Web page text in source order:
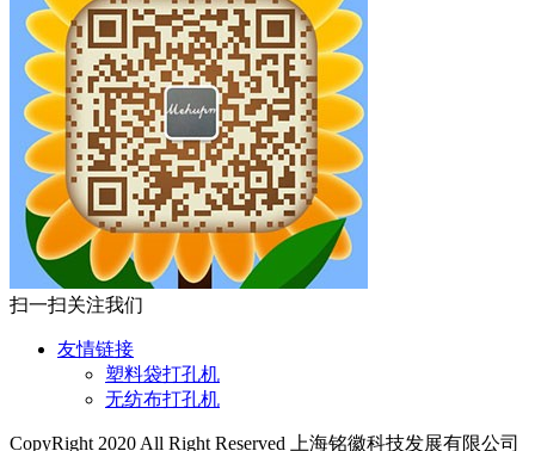
扫一扫关注我们
友情链接
塑料袋打孔机
无纺布打孔机
CopyRight 2020 All Right Reserved 上海铭徽科技发展有限公司